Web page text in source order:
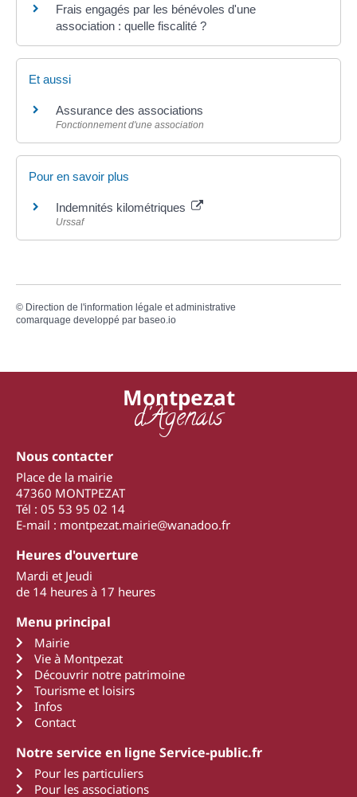
Frais engagés par les bénévoles d'une
association : quelle fiscalité ?
Et aussi
Assurance des associations
Fonctionnement d'une association
Pour en savoir plus
Indemnités kilométriques
Urssaf
© Direction de l'information légale et administrative
comarquage developpé par baseo.io
Montpezat
d'Agenais
Nous contacter
Place de la mairie
47360 MONTPEZAT
Tél : 05 53 95 02 14
E-mail : montpezat.mairie@wanadoo.fr
Heures d'ouverture
Mardi et Jeudi
de 14 heures à 17 heures
Menu principal
Mairie
Vie à Montpezat
Découvrir notre patrimoine
Tourisme et loisirs
Infos
Contact
Notre service en ligne Service-public.fr
Pour les particuliers
Pour les associations